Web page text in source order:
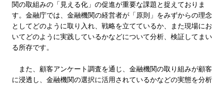
関の取組みの「見える化」の促進が重要な課題と捉えておりま
す。金融庁では、金融機関の経営者が「原則」をみずからの理念
としてどのように取り入れ、戦略を立てているか、また現場にお
いてどのように実践しているかなどについて分析、検証してまい
る所存です。
また、顧客アンケート調査を通じ、金融機関の取り組みが顧客
に浸透し、金融機関の選択に活用されているかなどの実態を分析